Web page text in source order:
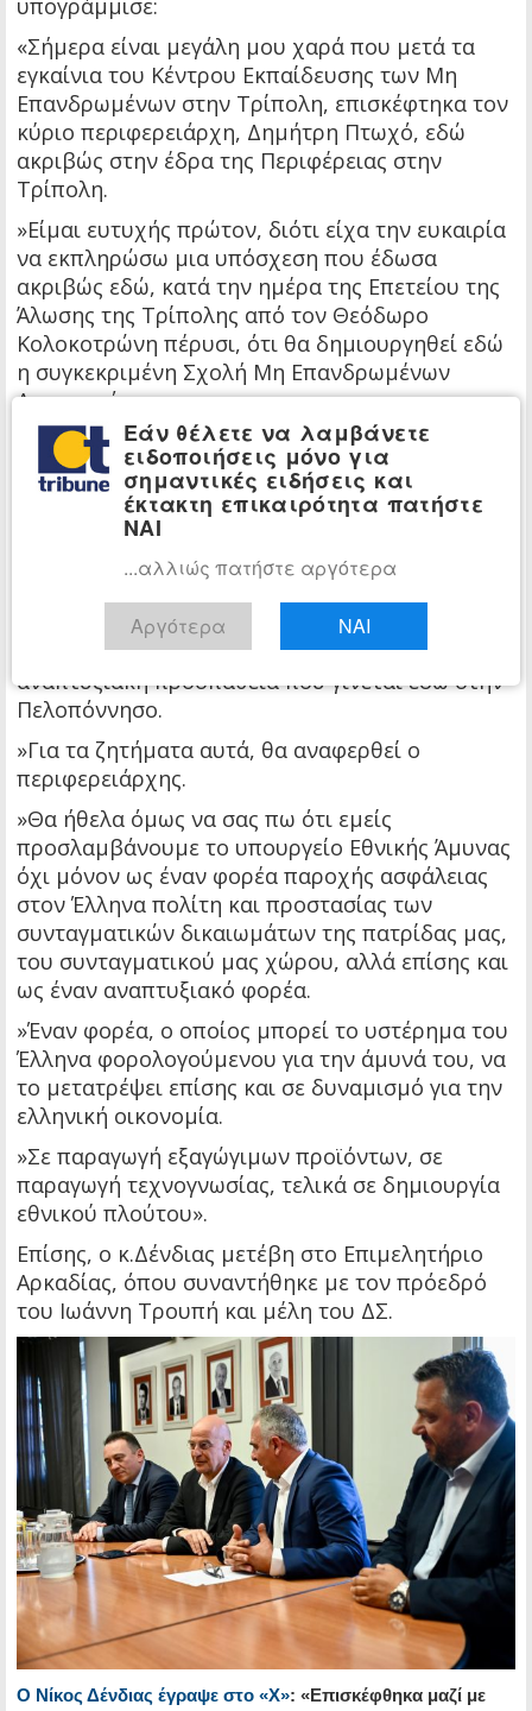
υπογράμμισε:
«Σήμερα είναι μεγάλη μου χαρά που μετά τα
εγκαίνια του Κέντρου Εκπαίδευσης των Μη
Επανδρωμένων στην Τρίπολη, επισκέφτηκα τον
κύριο περιφερειάρχη, Δημήτρη Πτωχό, εδώ
ακριβώς στην έδρα της Περιφέρειας στην
Τρίπολη.
»Είμαι ευτυχής πρώτον, διότι είχα την ευκαιρία
να εκπληρώσω μια υπόσχεση που έδωσα
ακριβώς εδώ, κατά την ημέρα της Επετείου της
Άλωσης της Τρίπολης από τον Θεόδωρο
Κολοκοτρώνη πέρυσι, ότι θα δημιουργηθεί εδώ
η συγκεκριμένη Σχολή Μη Επανδρωμένων
Αεροχημάτων.
»Μια Σχολή πολύ σημαντική για την “Ατζέντα
2030”, τη μεταρρύθμιση των ελληνικών
Ενόπλων Δυνάμεων, τη μετάβαση στη νέα
»Από εκεί και πέρα, όμως, είχα την ευχέρεια να
μιλήσω με τον περιφερειάρχη για τοπικά
ζητήματα, για το πώς μπορεί το υπουργείο
Εθνικής Άμυνας να βοηθήσει τη μεγάλη
αναπτυξιακή προσπάθεια που γίνεται εδώ στην
Πελοπόννησο.
»Για τα ζητήματα αυτά, θα αναφερθεί ο
περιφερειάρχης.
»Θα ήθελα όμως να σας πω ότι εμείς
προσλαμβάνουμε το υπουργείο Εθνικής Άμυνας
όχι μόνον ως έναν φορέα παροχής ασφάλειας
στον Έλληνα πολίτη και προστασίας των
συνταγματικών δικαιωμάτων της πατρίδας μας,
του συνταγματικού μας χώρου, αλλά επίσης και
ως έναν αναπτυξιακό φορέα.
»Έναν φορέα, ο οποίος μπορεί το υστέρημα του
Έλληνα φορολογούμενου για την άμυνά του, να
το μετατρέψει επίσης και σε δυναμισμό για την
ελληνική οικονομία.
»Σε παραγωγή εξαγώγιμων προϊόντων, σε
παραγωγή τεχνογνωσίας, τελικά σε δημιουργία
εθνικού πλούτου».
Επίσης, ο κ.Δένδιας μετέβη στο Επιμελητήριο
Αρκαδίας, όπου συναντήθηκε με τον πρόεδρό
του Ιωάννη Τρουπή και μέλη του ΔΣ.
Ο Νίκος Δένδιας έγραψε στο «Χ»: «Επισκέφθηκα μαζί με
Εάν θέλετε να λαμβάνετε
ειδοποιήσεις μόνο για
σημαντικές ειδήσεις και
έκτακτη επικαιρότητα πατήστε
ΝΑΙ
...αλλιώς πατήστε αργότερα
Αργότερα ΝΑΙ